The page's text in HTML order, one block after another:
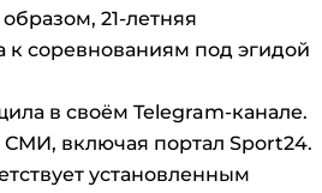
21-летняя
соревнованиям под эгидой
в своём Telegram-канале.
включая портал Sport24.
установленным